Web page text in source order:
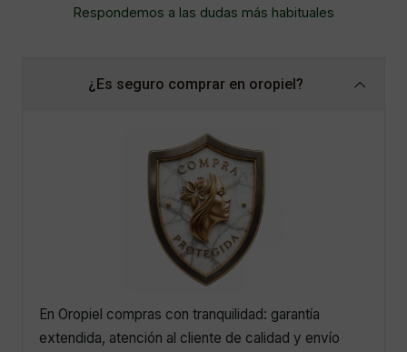
Respondemos a las dudas más habituales
¿Es seguro comprar en oropiel?
En Oropiel compras con tranquilidad: garantía
extendida, atención al cliente de calidad y envío